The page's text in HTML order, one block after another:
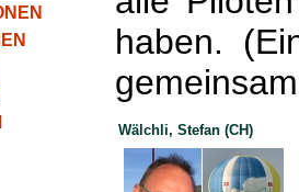
haben.
Wälchli, Stefan (CH)